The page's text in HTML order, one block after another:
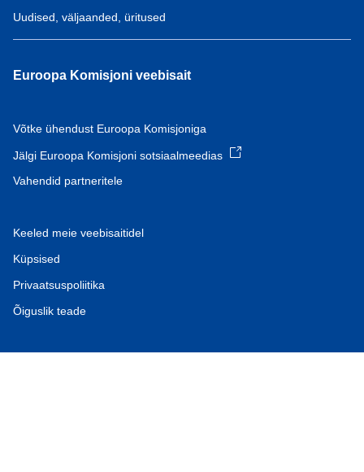
Uudised, väljaanded, üritused
Euroopa Komisjoni veebisait
Võtke ühendust Euroopa Komisjoniga
Jälgi Euroopa Komisjoni sotsiaalmeedias
Vahendid partneritele
Keeled meie veebisaitidel
Küpsised
Privaatsuspoliitika
Õiguslik teade